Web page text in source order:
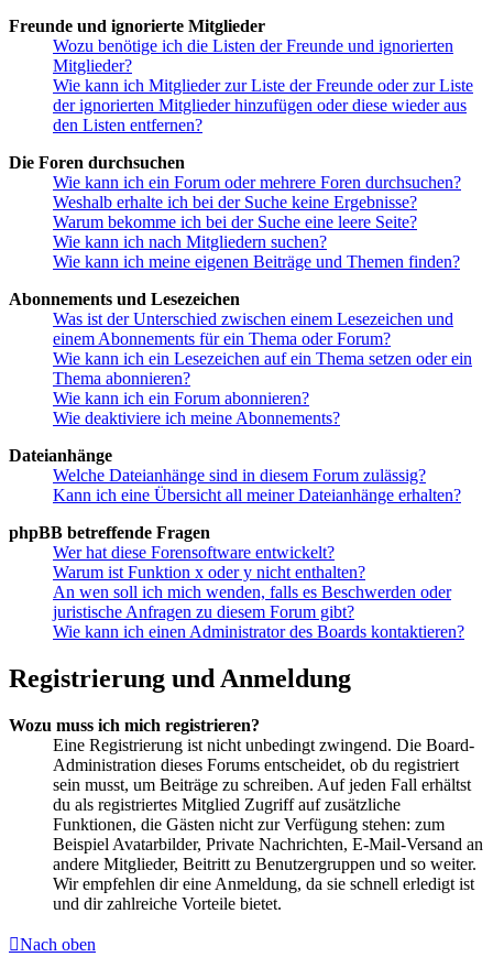
Freunde und ignorierte Mitglieder
Wozu benötige ich die Listen der Freunde und ignorierten
Mitglieder?
Wie kann ich Mitglieder zur Liste der Freunde oder zur Liste
der ignorierten Mitglieder hinzufügen oder diese wieder aus
den Listen entfernen?
Die Foren durchsuchen
Wie kann ich ein Forum oder mehrere Foren durchsuchen?
Weshalb erhalte ich bei der Suche keine Ergebnisse?
Warum bekomme ich bei der Suche eine leere Seite?
Wie kann ich nach Mitgliedern suchen?
Wie kann ich meine eigenen Beiträge und Themen finden?
Abonnements und Lesezeichen
Was ist der Unterschied zwischen einem Lesezeichen und
einem Abonnements für ein Thema oder Forum?
Wie kann ich ein Lesezeichen auf ein Thema setzen oder ein
Thema abonnieren?
Wie kann ich ein Forum abonnieren?
Wie deaktiviere ich meine Abonnements?
Dateianhänge
Welche Dateianhänge sind in diesem Forum zulässig?
Kann ich eine Übersicht all meiner Dateianhänge erhalten?
phpBB betreffende Fragen
Wer hat diese Forensoftware entwickelt?
Warum ist Funktion x oder y nicht enthalten?
An wen soll ich mich wenden, falls es Beschwerden oder
juristische Anfragen zu diesem Forum gibt?
Wie kann ich einen Administrator des Boards kontaktieren?
Registrierung und Anmeldung
Wozu muss ich mich registrieren?
Eine Registrierung ist nicht unbedingt zwingend. Die Board-
Administration dieses Forums entscheidet, ob du registriert
sein musst, um Beiträge zu schreiben. Auf jeden Fall erhältst
du als registriertes Mitglied Zugriff auf zusätzliche
Funktionen, die Gästen nicht zur Verfügung stehen: zum
Beispiel Avatarbilder, Private Nachrichten, E-Mail-Versand an
andere Mitglieder, Beitritt zu Benutzergruppen und so weiter.
Wir empfehlen dir eine Anmeldung, da sie schnell erledigt ist
und dir zahlreiche Vorteile bietet.
Nach oben